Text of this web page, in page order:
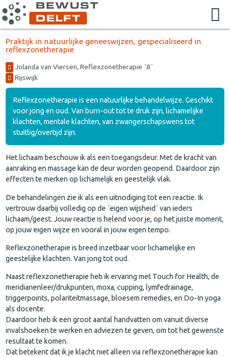
Praktijk in natuurlijke geneeswijzen, gespecialiseerd in
reflexzonetherapie
Jolanda van Viersen, Reflexzonetherapie ´8´
Rijswijk
Reflexzonetherapie is een natuurlijke behandelwijze. Geschikt
voor jong en oud. Van burn-out tot te druk zijn, lichamelijke
klachten, mentale klachten, van zwangerschapswens tot
stuitlig/overtijd zijn.
Het lichaam beschouw ik als een toegangsdeur. Met de kracht van
aanraking en massage kan de deur worden geopend. Daardoor zijn
effecten te merken op lichamelijk en geestelijk vlak.
De behandelingen zie ik als een uitnodiging tot een reactie. Ik
vertrouw daarbij volledig op de ´eigen wijsheid´ van ieders
lichaam/geest. Jouw reactie is helend voor je, op het juiste moment,
op jouw eigen wijze en vooral in jouw eigen tempo.
Reflexzonetherapie is breed inzetbaar voor lichamelijke en
geestelijke klachten. Van jong tot oud.
Naast reflexzonetherapie heb ik ervaring met Touch for Health, de
meridianenleer/drukpunten, moxa, cupping, lymfedrainage,
triggerpoints, polariteitmassage, bloesem remedies, en Do-In yoga
als docente.
Daardoor heb ik een groot aantal handvatten om vanuit diverse
invalshoeken te werken en adviezen te geven, om tot het gewenste
resultaat te komen.
Dat betekent dat ik je klacht niet alleen via reflexzonetherapie kan